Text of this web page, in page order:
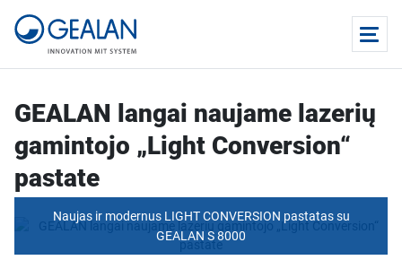
GEALAN langai naujame lazerių
gamintojo „Light Conversion“
pastate
Naujas ir modernus LIGHT CONVERSION pastatas su
GEALAN S 8000